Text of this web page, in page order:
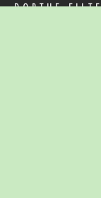
DORTHE